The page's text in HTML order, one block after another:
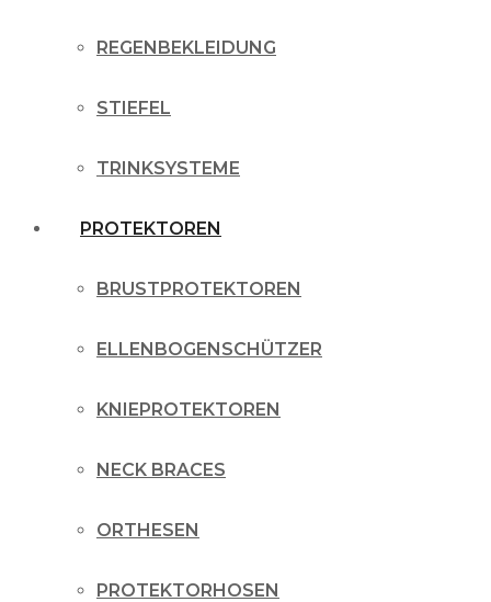
REGENBEKLEIDUNG
STIEFEL
TRINKSYSTEME
PROTEKTOREN
BRUSTPROTEKTOREN
ELLENBOGENSCHÜTZER
KNIEPROTEKTOREN
NECK BRACES
ORTHESEN
PROTEKTORHOSEN